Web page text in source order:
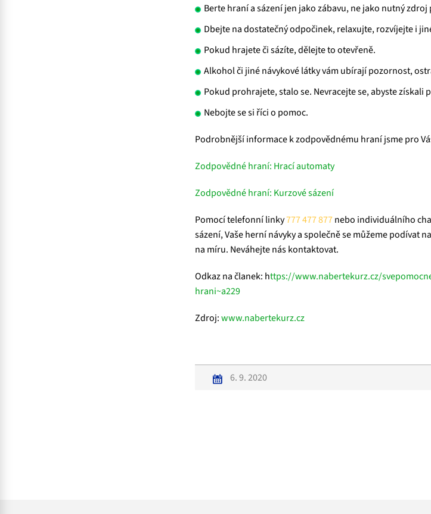
Berte hraní a sázení jen jako zábavu, ne jako nutný
Dbejte na dostatečný odpočinek, relaxujte, rozvíjejte i
Pokud hrajete či sázíte, dělejte to otevřeně.
Alkohol či jiné návykové látky vám ubírají pozornost,
Pokud prohrajete, stalo se. Nevracejte se, abyste získali
Nebojte se si říci o pomoc.
Podrobnější informace k zodpovědnému hraní jsme pro
Zodpovědné hraní: Hrací automaty
Zodpovědné hraní: Kurzové sázení
Pomocí telefonní linky777 477 877nebo individuálního
sázení, Vaše herní návyky a společně se můžeme podívat
na míru. Neváhejte nás kontaktovat.
Odkaz na članek: https://www.nabertekurz.cz/
hrani~a229
Zdroj:www.nabertekurz.cz
6. 9. 2020